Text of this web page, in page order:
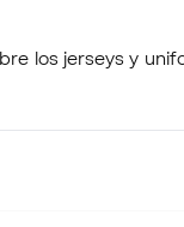
Descubre los